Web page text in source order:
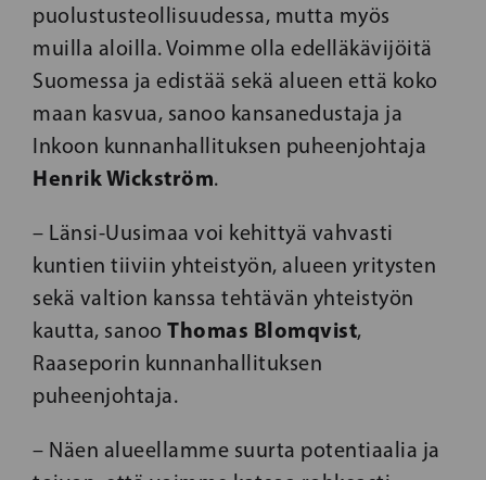
puolustusteollisuudessa, mutta myös
muilla aloilla. Voimme olla edelläkävijöitä
Suomessa ja edistää sekä alueen että koko
maan kasvua, sanoo kansanedustaja ja
Inkoon kunnanhallituksen puheenjohtaja
Henrik Wickström.
– Länsi-Uusimaa voi kehittyä vahvasti
kuntien tiiviin yhteistyön, alueen yritysten
sekä valtion kanssa tehtävän yhteistyön
kautta, sanoo Thomas Blomqvist,
Raaseporin kunnanhallituksen
puheenjohtaja.
– Näen alueellamme suurta potentiaalia ja